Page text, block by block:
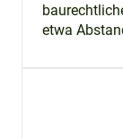
etwa